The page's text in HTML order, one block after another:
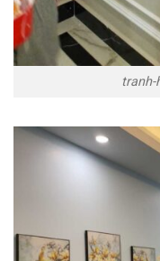
tranh-